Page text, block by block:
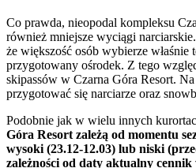
Co prawda, nieopodal kompleksu
również mniejsze wyciągi
że większość osób wybierze
przygotowany ośrodek. Z tego
skipassów w Czarna Góra Resort.
przygotować się narciarze oraz
Podobnie jak w wielu innych
Góra Resort zależą od momentu
wysoki (23.12-12.03) lub niski
zależności od daty aktualny